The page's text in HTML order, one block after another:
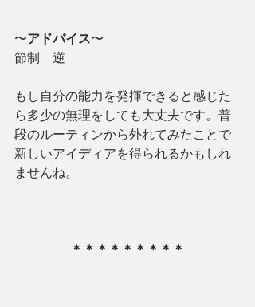
〜アドバイス〜
節制　逆
もし自分の能力を発揮できると感じた
ら多少の無理をしても大丈夫です。普
段のルーティンから外れてみたことで
新しいアイディアを得られるかもしれ
ませんね。
＊＊＊＊＊＊＊＊＊